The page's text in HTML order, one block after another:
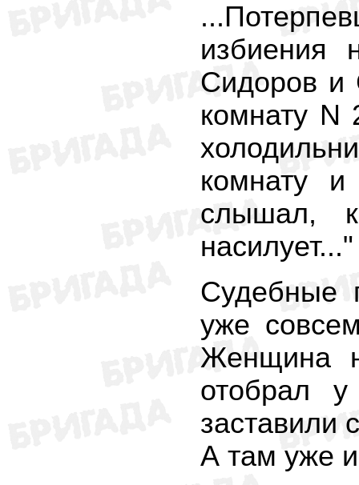
избиения
Сидоров и
комнату
комнату
слышал,
насилует..."
Судебные
уже
Женщина
отобрал
заставили
А там уже